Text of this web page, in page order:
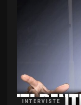
INTERVISTE